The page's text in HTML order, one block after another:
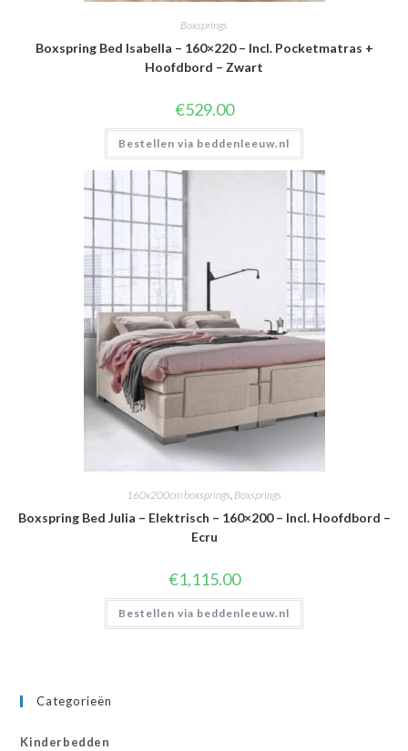
Boxsprings
Boxspring Bed Isabella – 160×220 – Incl. Pocketmatras +
Hoofdbord – Zwart
€529.00
Bestellen via beddenleeuw.nl
160x200cm boxsprings, Boxsprings
Boxspring Bed Julia – Elektrisch – 160×200 – Incl. Hoofdbord –
Ecru
€1,115.00
Bestellen via beddenleeuw.nl
Categorieën
Kinderbedden